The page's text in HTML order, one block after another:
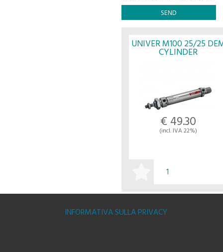
UNIVER M100 25/25
CYLINDER
€ 49.30
(incl. IVA 22%)
INFORMATIVA SULLA PRIVACY